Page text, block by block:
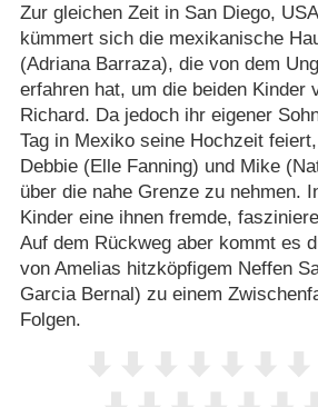
Zur gleichen Zeit in San Diego,
kümmert sich die mexikanische
(Adriana Barraza), die von dem
erfahren hat, um die beiden Kinder
Richard. Da jedoch ihr eigener
Tag in Mexiko seine Hochzeit
Debbie (Elle Fanning) und Mike
über die nahe Grenze zu nehmen.
Kinder eine ihnen fremde,
Auf dem Rückweg aber kommt es
von Amelias hitzköpfigem Neffen
Garcia Bernal) zu einem
Folgen.